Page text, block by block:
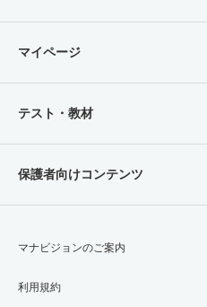
マイページ
テスト・教材
保護者向けコンテンツ
マナビジョンのご案内
利用規約